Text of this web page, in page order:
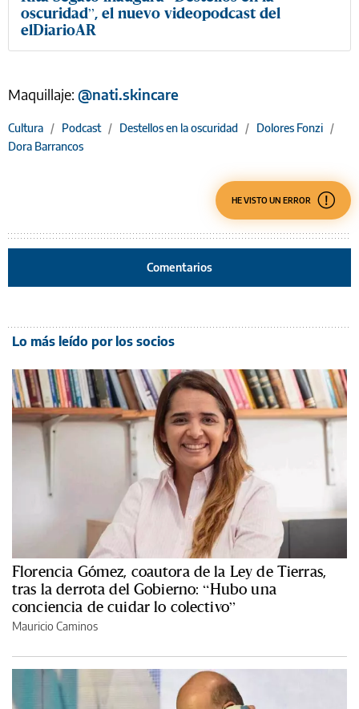
oscuridad”, el nuevo videopodcast del
elDiarioAR
Maquillaje: @nati.skincare
Cultura / Podcast / Destellos en la oscuridad / Dolores Fonzi /
Dora Barrancos
HE VISTO UN ERROR
Comentarios
Lo más leído por los socios
Florencia Gómez, coautora de la Ley de Tierras,
tras la derrota del Gobierno: “Hubo una
conciencia de cuidar lo colectivo”
Mauricio Caminos